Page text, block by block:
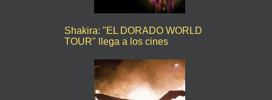
Shakira: "EL DORADO WORLD
TOUR" llega a los cines